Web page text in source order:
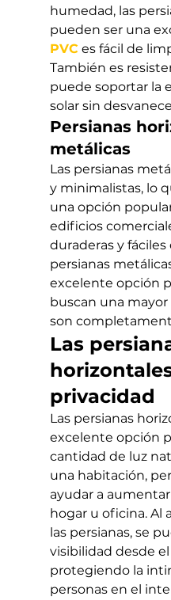
humedad, las
pueden ser una
PVC es fácil de
También es
puede soportar la
solar sin
Persianas
metálicas
Las persianas
y minimalistas, lo
una opción
edificios
duraderas y fáciles
persianas
excelente opción
buscan una
son
Las
privacidad
Las persianas
excelente opción
cantidad de luz
una habitación,
ayudar a
hogar u oficina. Al
las persianas, se
visibilidad desde
protegiendo la
personas en el